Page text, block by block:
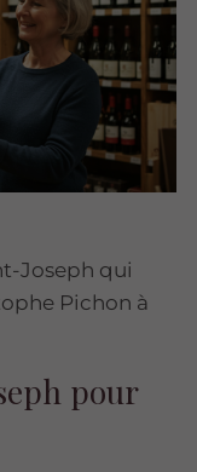
Joseph qui
Pichon à
pour